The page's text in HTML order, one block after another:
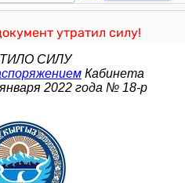
утратил силу!